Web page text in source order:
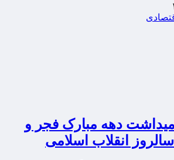
دهه مبارک فجر و
انقلاب اسلامی